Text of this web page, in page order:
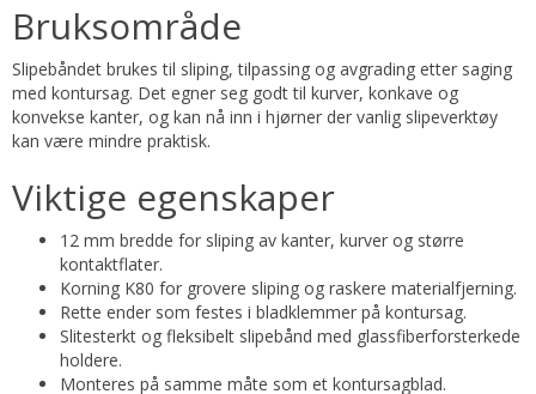
Bruksområde
Slipebåndet brukes til sliping, tilpassing og avgrading etter saging
med kontursag. Det egner seg godt til kurver, konkave og
konvekse kanter, og kan nå inn i hjørner der vanlig slipeverktøy
kan være mindre praktisk.
Viktige egenskaper
12 mm bredde for sliping av kanter, kurver og større
kontaktflater.
Korning K80 for grovere sliping og raskere materialfjerning.
Rette ender som festes i bladklemmer på kontursag.
Slitesterkt og fleksibelt slipebånd med glassfiberforsterkede
holdere.
Monteres på samme måte som et kontursagblad.